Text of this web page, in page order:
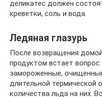
деликатес должен
креветки, соль и вода.
Ледяная глазурь
После возвращения
продуктом встает
замороженные,
длительной термической
количества льда на них.